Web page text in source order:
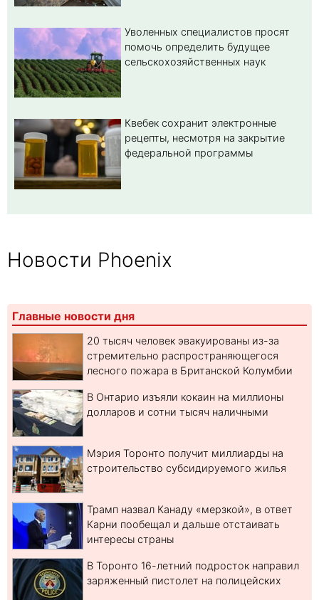
Уволенных специалистов просят
помочь определить будущее
сельскохозяйственных наук
Квебек сохранит электронные
рецепты, несмотря на закрытие
федеральной программы
Новости Phoenix
Главные новости дня
20 тысяч человек эвакуированы из-за
стремительно распространяющегося
лесного пожара в Британской Колумбии
В Онтарио изъяли кокаин на миллионы
долларов и сотни тысяч наличными
Мэрия Торонто получит миллиарды на
строительство субсидируемого жилья
Трамп назвал Канаду «мерзкой», в ответ
Карни пообещал и дальше отстаивать
интересы страны
В Торонто 16-летний подросток направил
заряженный пистолет на полицейских